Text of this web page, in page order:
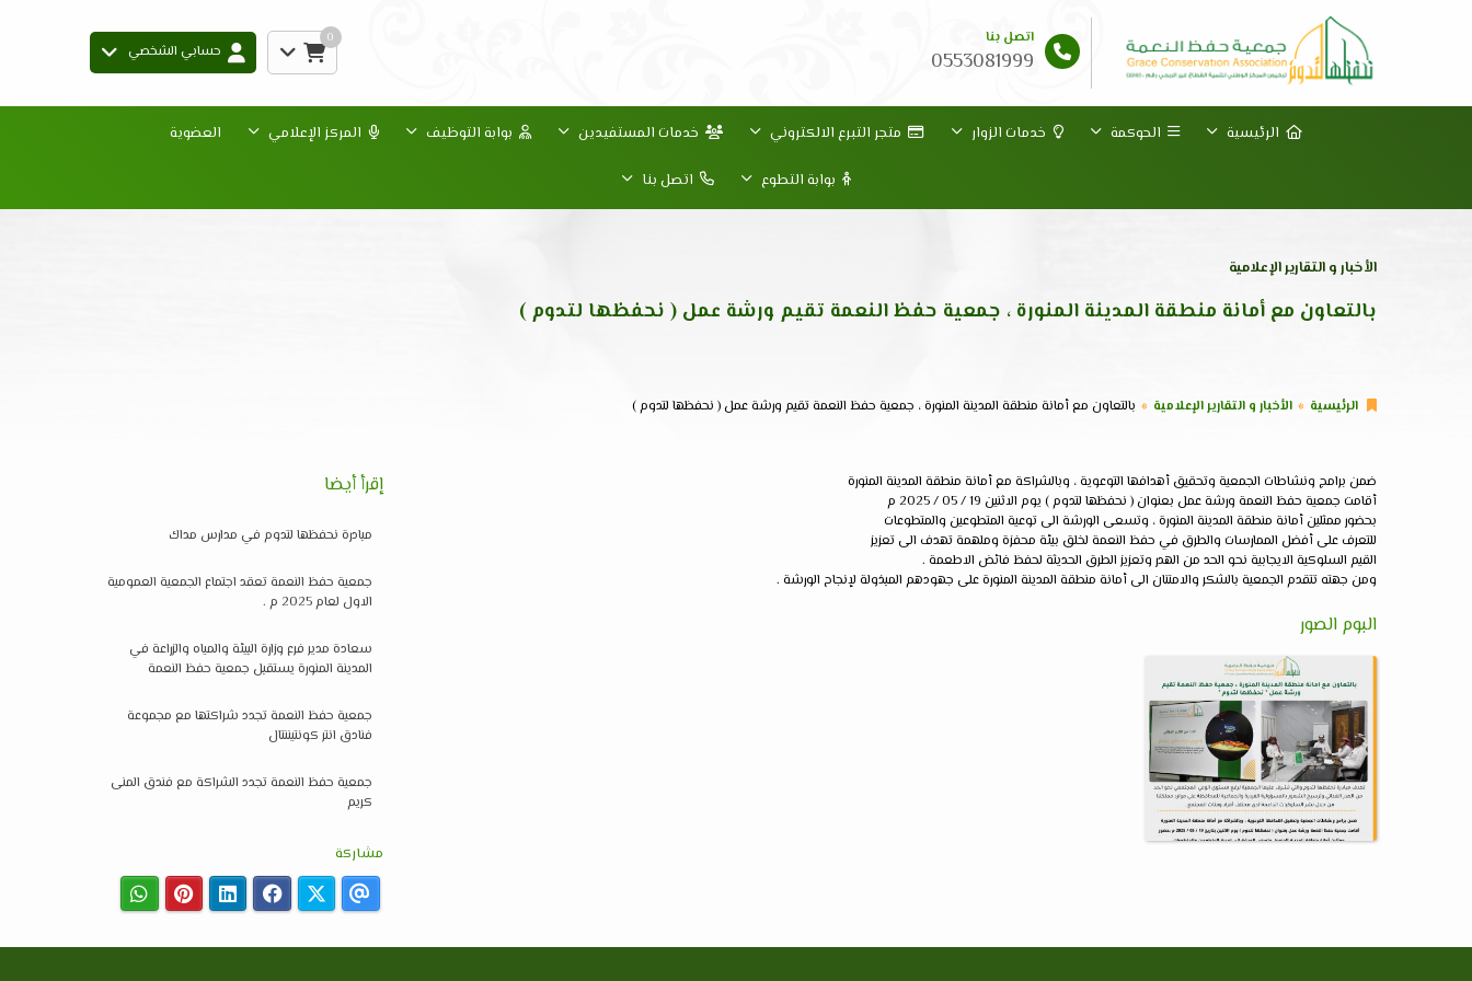
اتصل بنا
0553081999
0
حسابي الشخصي
الرئيسية الحوكمة خدمات الزوار متجر التبرع الالكتروني خدمات المستفيدين بوابة التوظيف المركز الإعلامي العضوية
بوابة التطوع اتصل بنا
الأخبار و التقارير الإعلامية
بالتعاون مع أمانة منطقة المدينة المنورة ، جمعية حفظ النعمة تقيم ورشة عمل ( نحفظها لتدوم )
الرئيسية الأخبار و التقارير الإعلامية بالتعاون مع أمانة منطقة المدينة المنورة ، جمعية حفظ النعمة تقيم ورشة عمل ( نحفظها لتدوم )
ضمن برامج ونشاطات الجمعية وتحقيق أهدافها التوعوية ، وبالشراكة مع أمانة منطقة المدينة المنورة
أقامت جمعية حفظ النعمة ورشة عمل بعنوان ( نحفظها لتدوم ) يوم الاثنين 19 / 05 / 2025 م
بحضور ممثلين أمانة منطقة المدينة المنورة ، وتسعى الورشة الى توعية المتطوعين والمتطوعات
للتعرف على أفضل الممارسات والطرق في حفظ النعمة لخلق بيئة محفزة وملهمة تهدف الى تعزيز
القيم السلوكية الايجابية نحو الحد من الهدر وتعزيز الطرق الحديثة لحفظ فائض الاطعمة .
ومن جهته تتقدم الجمعية بالشكر والامتنان الى أمانة منطقة المدينة المنورة على جهودهم المبذولة لإنجاح الورشة .
البوم الصور
إقرأ أيضا
مبادرة نحفظها لتدوم في مدارس مداك
جمعية حفظ النعمة تعقد اجتماع الجمعية العمومية
الاول لعام 2025 م .
سعادة مدير فرع وزارة البيئة والمياه والزراعة في
المدينة المنورة يستقبل جمعية حفظ النعمة
جمعية حفظ النعمة تجدد شراكتها مع مجموعة
فنادق انتر كونتيننتال
جمعية حفظ النعمة تجدد الشراكة مع فندق المنى
كريم
مشاركة